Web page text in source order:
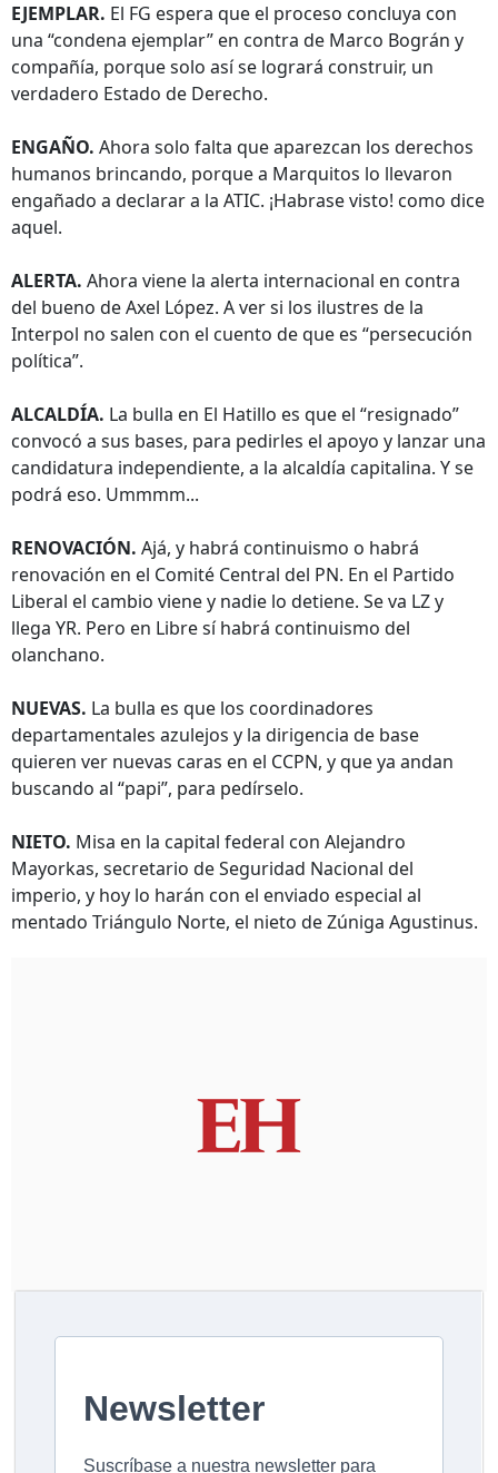
EJEMPLAR. El FG espera que el proceso concluya con
una “condena ejemplar” en contra de Marco Bográn y
compañía, porque solo así se logrará construir, un
verdadero Estado de Derecho.
ENGAÑO. Ahora solo falta que aparezcan los derechos
humanos brincando, porque a Marquitos lo llevaron
engañado a declarar a la ATIC. ¡Habrase visto! como dice
aquel.
ALERTA. Ahora viene la alerta internacional en contra
del bueno de Axel López. A ver si los ilustres de la
Interpol no salen con el cuento de que es “persecución
política”.
ALCALDÍA. La bulla en El Hatillo es que el “resignado”
convocó a sus bases, para pedirles el apoyo y lanzar una
candidatura independiente, a la alcaldía capitalina. Y se
podrá eso. Ummmm...
RENOVACIÓN. Ajá, y habrá continuismo o habrá
renovación en el Comité Central del PN. En el Partido
Liberal el cambio viene y nadie lo detiene. Se va LZ y
llega YR. Pero en Libre sí habrá continuismo del
olanchano.
NUEVAS. La bulla es que los coordinadores
departamentales azulejos y la dirigencia de base
quieren ver nuevas caras en el CCPN, y que ya andan
buscando al “papi”, para pedírselo.
NIETO. Misa en la capital federal con Alejandro
Mayorkas, secretario de Seguridad Nacional del
imperio, y hoy lo harán con el enviado especial al
mentado Triángulo Norte, el nieto de Zúniga Agustinus.